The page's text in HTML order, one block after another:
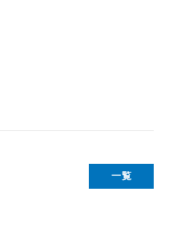
一覧